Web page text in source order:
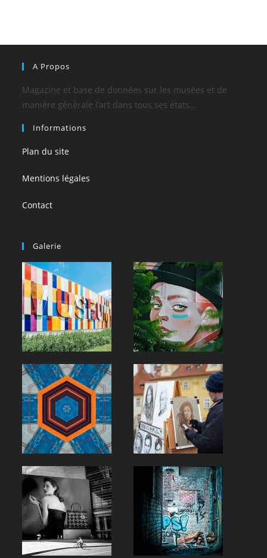
A Propos
Magazine et base de données sur les musées et de
manière générale l’art dans tous ses états…
Informations
Plan du site
Mentions légales
Contact
Galerie